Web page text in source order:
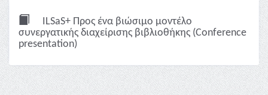
ILSaS+ Προς ένα βιώσιμο μοντέλο
συνεργατικής διαχείρισης βιβλιοθήκης (Conference
presentation)